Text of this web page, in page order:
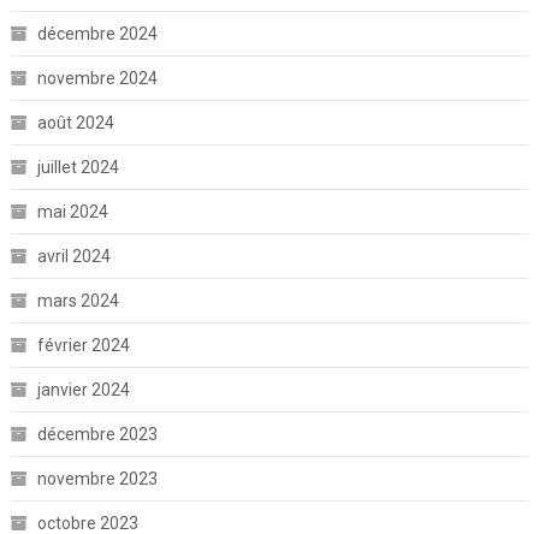
décembre 2024
novembre 2024
août 2024
juillet 2024
mai 2024
avril 2024
mars 2024
février 2024
janvier 2024
décembre 2023
novembre 2023
octobre 2023